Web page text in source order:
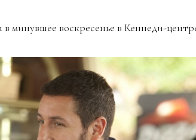
минувшее воскресенье в Кеннеди-